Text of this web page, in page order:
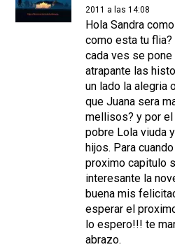
2011 a las 14:08
Hola Sandra
como esta tu flia?
cada ves se pone
atrapante las
un lado la alegria
que Juana sera
mellisos? y por el
pobre Lola viuda
hijos. Para
proximo capitulo
interesante la
buena mis
esperar el
lo espero!!! te
abrazo.